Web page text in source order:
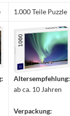
1.000 Teile Puzzle
Altersempfehlung:
ab ca. 10 Jahren
Verpackung: